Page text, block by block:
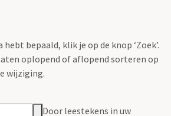
bepaald, klik je op de knop ‘Zoek’.
oplopend of aflopend sorteren op
wijziging.
Door leestekens in uw